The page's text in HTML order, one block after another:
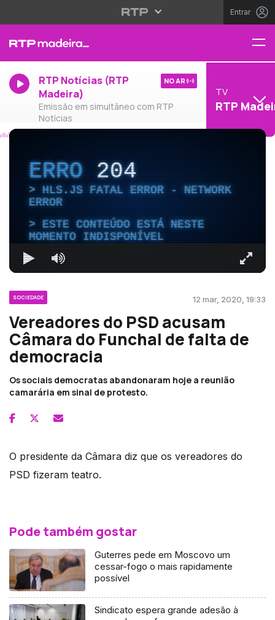
Entrar
RTP Notícias (RTP
Madeira)
Emissão em simultâneo com RTP
Notícias
NO AR
TV
RTP
ERRO204
HLS.JS FATAL ERROR - NETWORK
ERROR
ESTE CONTEÚDO ESTÁ NESTE
MOMENTO INDISPONÍVEL
SOCIEDADE 12 mar, 2020, 19:33
Vereadores do PSD acusam
Câmara do Funchal de falta de
democracia
Os sociais democratas abandonaram hoje a reunião
camarária em sinal de protesto.
O presidente da Câmara diz que os vereadores do
PSD fizeram teatro.
Pode também gostar
Guterres pede em Moscovo um
cessar-fogo o mais rapidamente
possível
Sindicato espera grande adesão à